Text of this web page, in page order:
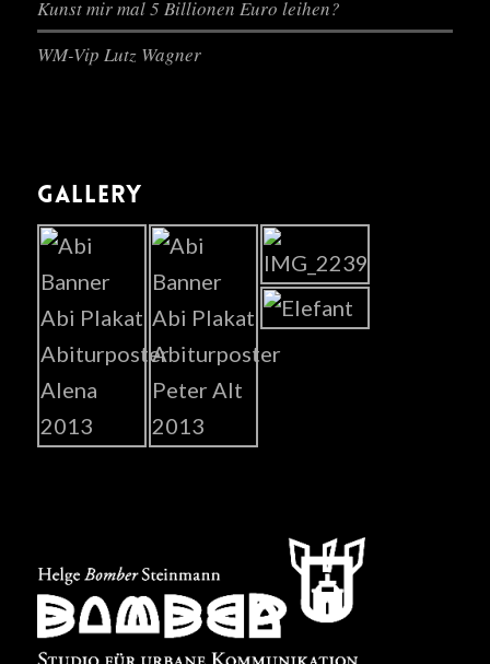
Kunst mir mal 5 Billionen Euro leihen?
WM-Vip Lutz Wagner
GALLERY